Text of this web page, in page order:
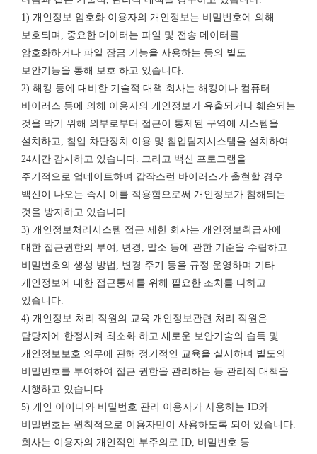
1) 개인정보 암호화 이용자의 개인정보는 비밀번호에 의해
보호되며, 중요한 데이터는 파일 및 전송 데이터를
암호화하거나 파일 잠금 기능을 사용하는 등의 별도
보안기능을 통해 보호 하고 있습니다.
2) 해킹 등에 대비한 기술적 대책 회사는 해킹이나 컴퓨터
바이러스 등에 의해 이용자의 개인정보가 유출되거나 훼손되는
것을 막기 위해 외부로부터 접근이 통제된 구역에 시스템을
설치하고, 침입 차단장치 이용 및 침입탐지시스템을 설치하여
24시간 감시하고 있습니다. 그리고 백신 프로그램을
주기적으로 업데이트하며 갑작스런 바이러스가 출현할 경우
백신이 나오는 즉시 이를 적용함으로써 개인정보가 침해되는
것을 방지하고 있습니다.
3) 개인정보처리시스템 접근 제한 회사는 개인정보취급자에
대한 접근권한의 부여, 변경, 말소 등에 관한 기준을 수립하고
비밀번호의 생성 방법, 변경 주기 등을 규정 운영하며 기타
개인정보에 대한 접근통제를 위해 필요한 조치를 다하고
있습니다.
4) 개인정보 처리 직원의 교육 개인정보관련 처리 직원은
담당자에 한정시켜 최소화 하고 새로운 보안기술의 습득 및
개인정보보호 의무에 관해 정기적인 교육을 실시하며 별도의
비밀번호를 부여하여 접근 권한을 관리하는 등 관리적 대책을
시행하고 있습니다.
5) 개인 아이디와 비밀번호 관리 이용자가 사용하는 ID와
비밀번호는 원칙적으로 이용자만이 사용하도록 되어 있습니다.
회사는 이용자의 개인적인 부주의로 ID, 비밀번호 등